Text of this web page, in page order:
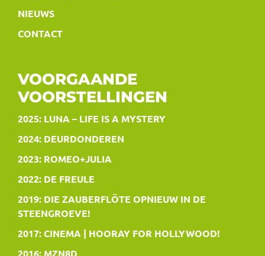
NIEUWS
CONTACT
VOORGAANDE
VOORSTELLINGEN
2025: LUNA – LIFE IS A MYSTERY
2024: DEURDONDEREN
2023: ROMEO+JULIA
2022: DE FREULE
2019: DIE ZAUBERFLÖTE OPNIEUW IN DE
STEENGROEVE!
2017: CINEMA | HOORAY FOR HOLLYWOOD!
2016: MZN8D